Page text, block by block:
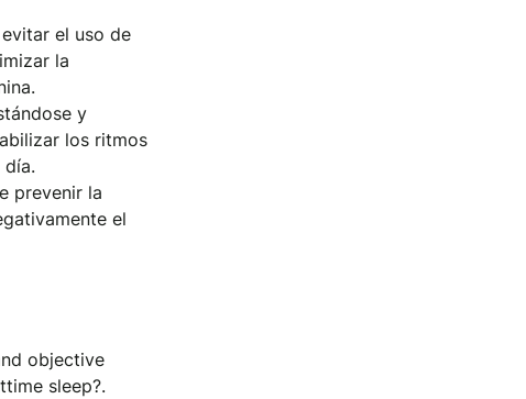
el uso de
la
y
los ritmos
prevenir la
el
objective
sleep?.